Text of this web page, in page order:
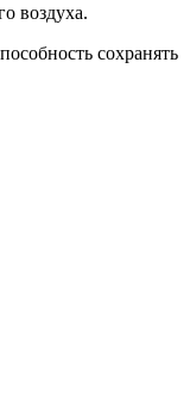
воздуха.
сохранять